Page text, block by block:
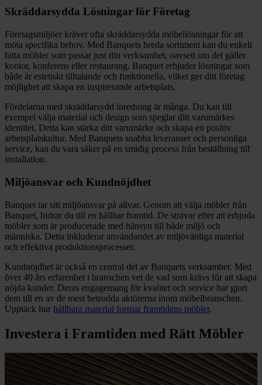
Skräddarsydda Lösningar för Företag
Företagsmiljöer kräver ofta skräddarsydda möbellösningar för att
möta specifika behov. Med Banquets breda sortiment kan du enkelt
hitta möbler som passar just din verksamhet, oavsett om det gäller
kontor, konferens eller restaurang. Banquet erbjuder lösningar som
både är estetiskt tilltalande och funktionella, vilket ger ditt företag
möjlighet att skapa en inspirerande arbetsplats.
Fördelarna med skräddarsydd inredning är många. Du kan till
exempel välja material och design som speglar ditt varumärkes
identitet. Detta kan stärka ditt varumärke och skapa en positiv
arbetsplatskultur. Med Banquets snabba leveranser och personliga
service, kan du vara säker på en smidig process från beställning till
installation.
Miljöansvar och Kundnöjdhet
Banquet tar sitt miljöansvar på allvar. Genom att välja möbler från
Banquet, bidrar du till en hållbar framtid. De strävar efter att erbjuda
möbler som är producerade med hänsyn till både miljö och
människa. Detta inkluderar användandet av miljövänliga material
och effektiva produktionsprocesser.
Kundnöjdhet är också en central del av Banquets verksamhet. Med
över 40 års erfarenhet i branschen vet de vad som krävs för att skapa
nöjda kunder. Deras engagemang för kvalitet och service har gjort
dem till en av de mest betrodda aktörerna inom möbelbranschen.
Upptäck hur hållbara material formar framtidens möbler.
Investera i Framtiden med Rätt Möbler